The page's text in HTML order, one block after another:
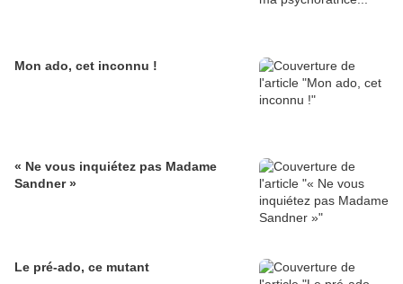
Mon ado, cet inconnu !
« Ne vous inquiétez pas Madame
Sandner »
Le pré-ado, ce mutant